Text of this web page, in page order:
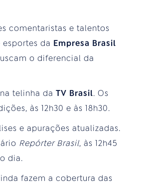
comentaristas e talentos
da Empresa Brasil
o diferencial da
telinha da TV Brasil. Os
às 12h30 e às 18h30.
e apurações atualizadas.
Repórter Brasil, às 12h45
dia.
fazem a cobertura das